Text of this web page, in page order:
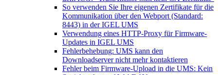
So verwenden Sie Ihre eigenen Zertifikate für die
Kommunikation über den Webport (Standard:
8443) in der IGEL UMS
Verwendung eines HTTP-Proxy für Firmware-
Updates in IGEL UMS
Fehlerbehebung: UMS kann den
Downloadserver nicht mehr kontaktieren
Fehler beim Firmware-Upload in die UMS: Kein